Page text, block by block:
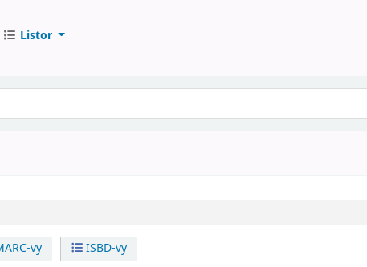
Listor
vy ISBD-vy